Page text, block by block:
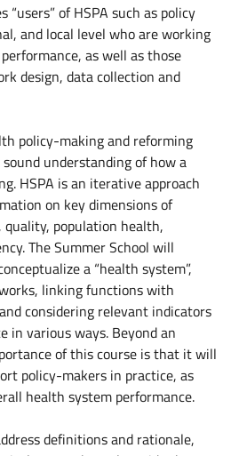
“users” of HSPA such as policy
and local level who are working
as well as those
design, data collection and
policy-making and reforming
understanding of how a
HSPA is an iterative approach
on key dimensions of
quality, population health,
The Summer School will
a “health system”,
linking functions with
considering relevant indicators
in various ways. Beyond an
of this course is that it will
policy-makers in practice, as
health system performance.
definitions and rationale,